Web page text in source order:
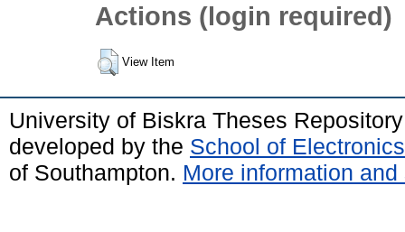
Actions (login required)
View Item
University of Biskra Theses
developed by the School of
of Southampton. More information